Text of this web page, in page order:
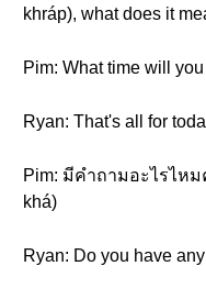
khráp), what does it
Pim: What time will
Ryan: That's all for
Pim: มีคำถามอะไรไหม
khá)
Ryan: Do you have